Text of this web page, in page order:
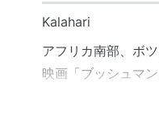
Kalahari
アフリカ南部、ボ
映画「ブッシュマ